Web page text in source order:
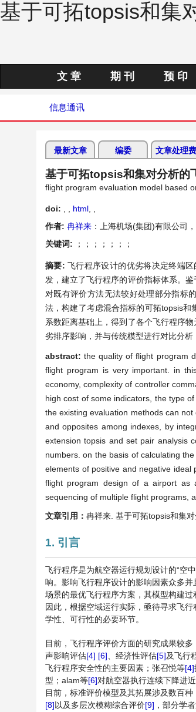
基于可拓topsis和集
文 章 期 刊 预 印
信息通讯
最新文章 编委 文章处理费
基于可拓topsis和集对分析的
flight program evaluation model based
doi: html
作者: 冉祥来 ：上海机场(集团)有限公司
关键词:
；；；；；；；
摘要:飞行程序设计的优劣将决定终端
发，建立了飞行程序的评价指标体系。
对既有评价方法无法较好处理部分指标
法，构建了考虑混合指标的可拓topsis
系数距离基础上，得到了各个飞行程序
劣排序影响，并与传统模型进行对比分析
abstract:the quality of flight program
flight program is very important. in
economy, complexity of controller
high cost of some indicators, the type
the existing evaluation methods can
and opposites among indexes, by
extension topsis and set pair analysis
numbers. on the basis of calculating
elements of positive and negative
flight program design of a airport as
sequencing of multiple flight programs,
文章引用： 冉祥来. 基于可拓topsis和集
1. 引言
飞行程序是为航空器运行规划设计的“空
响。影响飞行程序设计的影响因素众多
场景的最优飞行程序方案，其模型构建
因此，根据空域运行实际，亟待寻求飞
学性、可行性的必要环节。
目前，飞行程序评价方面的研究成果较
声影响评估[4] [6] 、经济性评估[5]及飞行
飞行程序安全性的主要因素；张召悦等[4]
型；alam等[6]对航空器执行连续下降进
目前，标准评价模型及其拓展涉及数百
[8]以及多层次模糊综合评价[9] ，部分学